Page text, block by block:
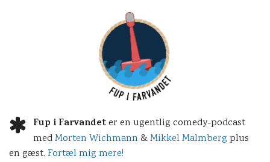
Fup i Farvandeter en ugentlig comedy-podcast
medMorten Wichmann &Mikkel Malmberg plus
en gæst. Fortæl mig mere!